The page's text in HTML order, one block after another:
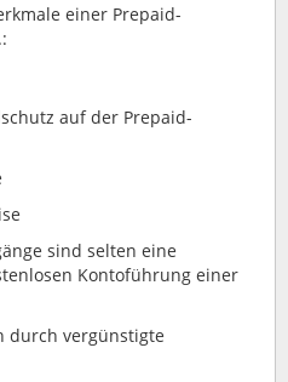
einer Prepaid-
auf der Prepaid-
sind selten eine
Kontoführung einer
durch vergünstigte